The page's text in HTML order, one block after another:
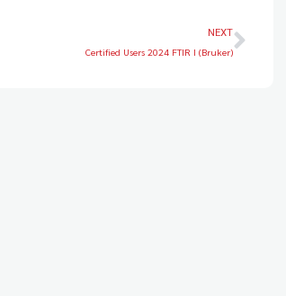
NEXT
Certified Users 2024 FTIR I (Bruker)